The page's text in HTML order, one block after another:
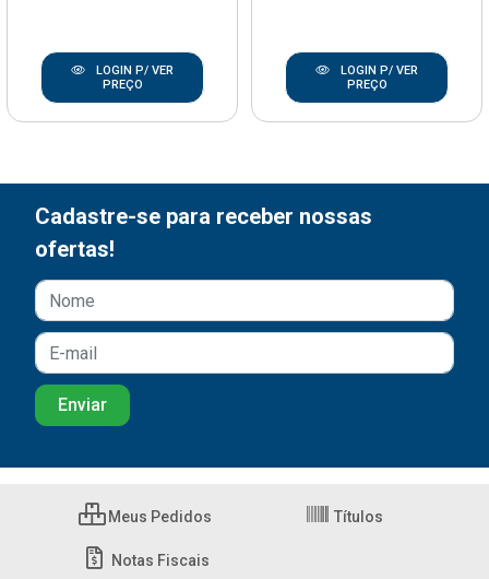
LOGIN P/ VER
PREÇO
LOGIN P/ VER
PREÇO
Cadastre-se para receber nossas
ofertas!
Meus Pedidos Títulos
Notas Fiscais